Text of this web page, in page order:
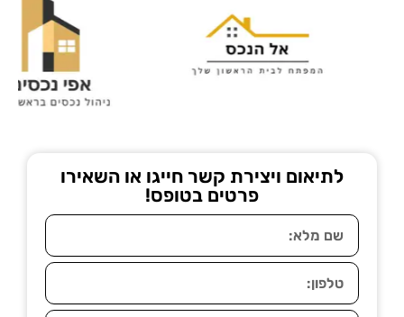
לתיאום ויצירת קשר חייגו או השאירו
פרטים בטופס!